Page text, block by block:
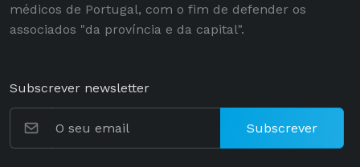
médicos de Portugal, com o fim de defender os
associados "da província e da capital".
Subscrever newsletter
Subscrever